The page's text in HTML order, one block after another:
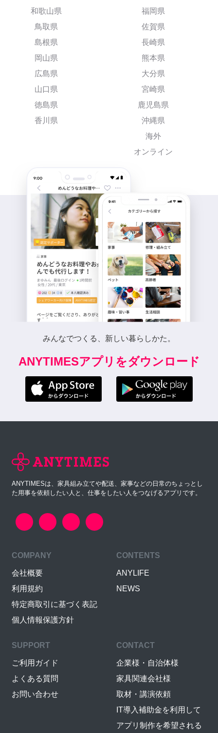
和歌山県
鳥取県
島根県
岡山県
広島県
山口県
徳島県
香川県
福岡県
佐賀県
長崎県
熊本県
大分県
宮崎県
鹿児島県
沖縄県
海外
オンライン
みんなでつくる、新しい暮らしかた。
ANYTIMESアプリをダウンロード
ANYTIMESは、家具組み立てや配送、家事などの日常のちょっとし
た用事を依頼したい人と、仕事をしたい人をつなげるアプリです。
COMPANY
会社概要
利用規約
特定商取引に基づく表記
個人情報保護方針
CONTENTS
ANYLIFE
NEWS
SUPPORT
ご利用ガイド
よくある質問
お問い合わせ
CONTACT
企業様・自治体様
家具関連会社様
取材・講演依頼
IT導入補助金を利用して
アプリ制作を希望される